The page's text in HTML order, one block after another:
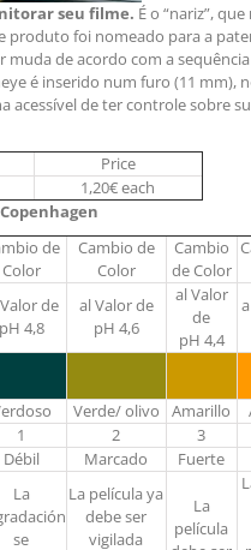
seu filme. É o “nariz”,
produto foi nomeado para a
muda de acordo com a
é inserido num furo (11 mm),
acessível de ter controle sobre
Price
1,20€ each
de
Color
Cambio de
Color
Cambio
de Color
de
pH 4,8
al Valor de
pH 4,6
al Valor
de
pH 4,4
Verde/ olivo Amarillo
1 2
3
Débil Marcado Fuerte
La
se
La película ya
debe ser
vigilada
La
película